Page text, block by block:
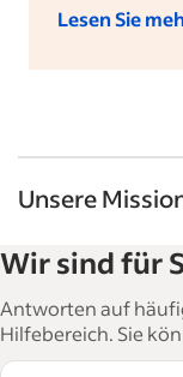
Lesen Sie
Unsere
Indeed
und bei der
über 15.000
Wir sind für
Antworten auf
Hilfebereich. Sie